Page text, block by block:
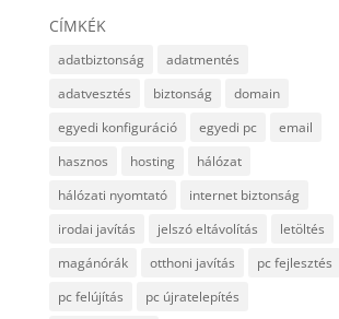
CÍMKÉK
adatbiztonság
adatmentés
adatvesztés
biztonság
domain
egyedi konfiguráció
egyedi pc
email
hasznos
hosting
hálózat
hálózati nyomtató
internet biztonság
irodai javítás
jelszó eltávolítás
letöltés
magánórák
otthoni javítás
pc fejlesztés
pc felújítás
pc újratelepítés